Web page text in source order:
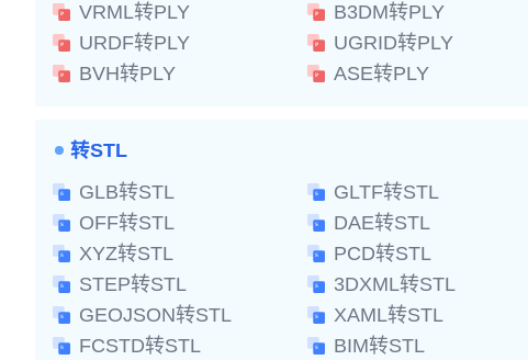
VRML转PLY
B3DM转PLY
URDF转PLY
UGRID转PLY
BVH转PLY
ASE转PLY
转STL
GLB转STL
GLTF转STL
OFF转STL
DAE转STL
XYZ转STL
PCD转STL
STEP转STL
3DXML转STL
GEOJSON转STL
XAML转STL
FCSTD转STL
BIM转STL